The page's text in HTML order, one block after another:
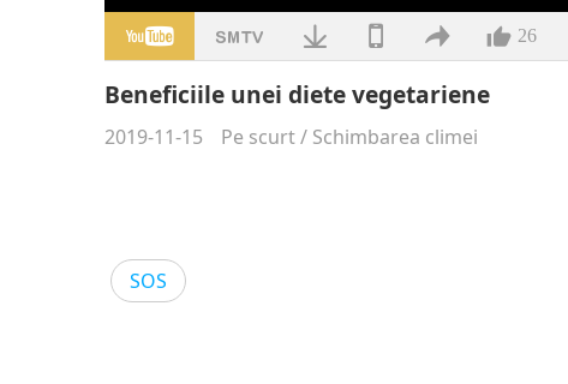
26
Beneficiile unei diete vegetariene
2019-11-15 Pe scurt/ Schimbarea climei
SOS